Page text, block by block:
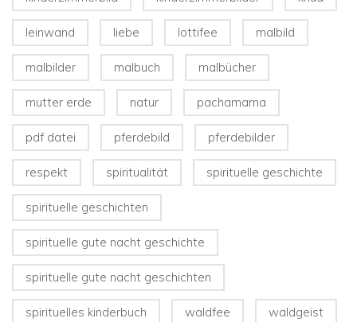
leinwand liebe lottifee malbild
malbilder malbuch malbücher
mutter erde natur pachamama
pdf datei pferdebild pferdebilder
respekt spiritualität spirituelle geschichte
spirituelle geschichten
spirituelle gute nacht geschichte
spirituelle gute nacht geschichten
spirituelles kinderbuch waldfee waldgeist